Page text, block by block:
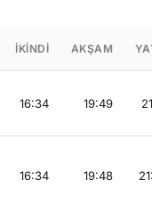
İKINDI AKŞAM
16:34 19:49
16:34 19:48